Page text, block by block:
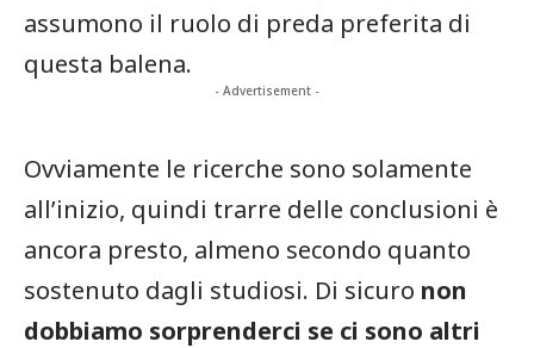
assumono il ruolo di preda preferita di
questa balena.
- Advertisement -
Ovviamente le ricerche sono solamente
all’inizio, quindi trarre delle conclusioni è
ancora presto, almeno secondo quanto
sostenuto dagli studiosi. Di sicuro non
dobbiamo sorprenderci se ci sono altri